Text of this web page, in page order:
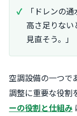
「ドレンの
高さ足りない
見直そう。」
空調設備の一つで
調整に重要な役割
ーの役割と仕組み